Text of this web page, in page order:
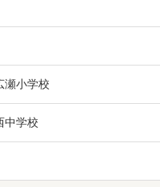
瀬小学校
中学校